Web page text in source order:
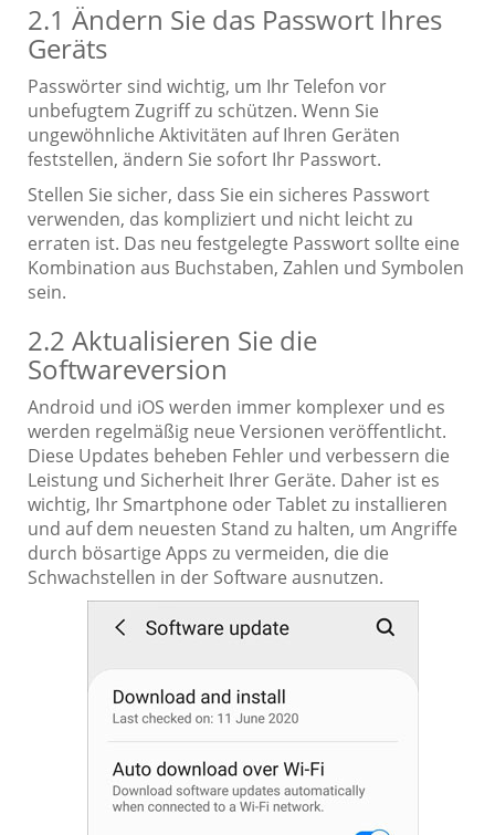
2.1 Ändern Sie das Passwort Ihres
Geräts
Passwörter sind wichtig, um Ihr Telefon vor
unbefugtem Zugriff zu schützen. Wenn Sie
ungewöhnliche Aktivitäten auf Ihren Geräten
feststellen, ändern Sie sofort Ihr Passwort.
Stellen Sie sicher, dass Sie ein sicheres Passwort
verwenden, das kompliziert und nicht leicht zu
erraten ist. Das neu festgelegte Passwort sollte eine
Kombination aus Buchstaben, Zahlen und Symbolen
sein.
2.2 Aktualisieren Sie die
Softwareversion
Android und iOS werden immer komplexer und es
werden regelmäßig neue Versionen veröffentlicht.
Diese Updates beheben Fehler und verbessern die
Leistung und Sicherheit Ihrer Geräte. Daher ist es
wichtig, Ihr Smartphone oder Tablet zu installieren
und auf dem neuesten Stand zu halten, um Angriffe
durch bösartige Apps zu vermeiden, die die
Schwachstellen in der Software ausnutzen.